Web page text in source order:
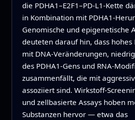
die PDHA1–E2F1–PD‑L1‑Kette
in Kombination mit
Genomische und epigenetische
deuteten darauf hin, dass hohes
mit DNA‑Veränderungen,
des PDHA1‑Gens und
zusammenfällt, die mit
assoziiert sind.
und zellbasierte Assays hoben
Substanzen hervor — etwa das